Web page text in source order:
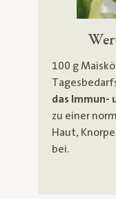
100 g
das Immun-
zu einer
Haut,
bei.